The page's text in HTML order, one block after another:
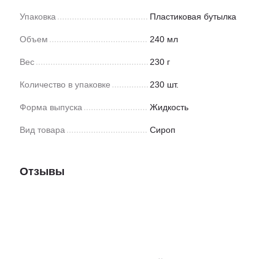
Упаковка Пластиковая бутылка
Объем 240 мл
Вес 230 г
Количество в упаковке 230 шт.
Форма выпуска Жидкость
Вид товара Сироп
Отзывы